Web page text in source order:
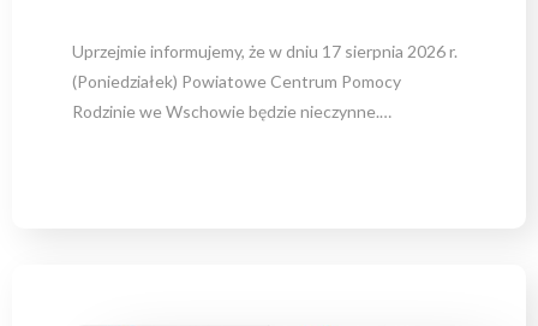
Uprzejmie informujemy, że w dniu 17 sierpnia 2026 r.
(Poniedziałek) Powiatowe Centrum Pomocy
Rodzinie we Wschowie będzie nieczynne.…